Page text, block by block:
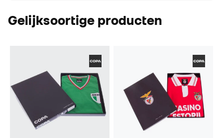
Gelijksoortige producten